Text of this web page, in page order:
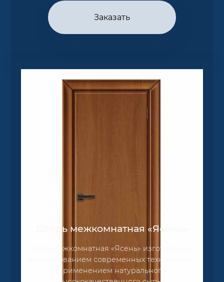
Заказать
Дверь межкомнатная «Ясень»
Дверь межкомнатная «Ясень» изготовлена с
использованием современных технологий с
применением натурального